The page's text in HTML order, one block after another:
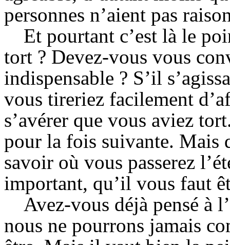
personnes n’aient pas
Et pourtant c’est là le
tort ? Devez-vous vous
indispensable ? S’il
vous tireriez facilement
s’avérer que vous aviez
pour la fois suivante. Mais
savoir où vous passerez
important, qu’il vous faut
Avez-vous déjà pensé à
nous ne pourrons jamais